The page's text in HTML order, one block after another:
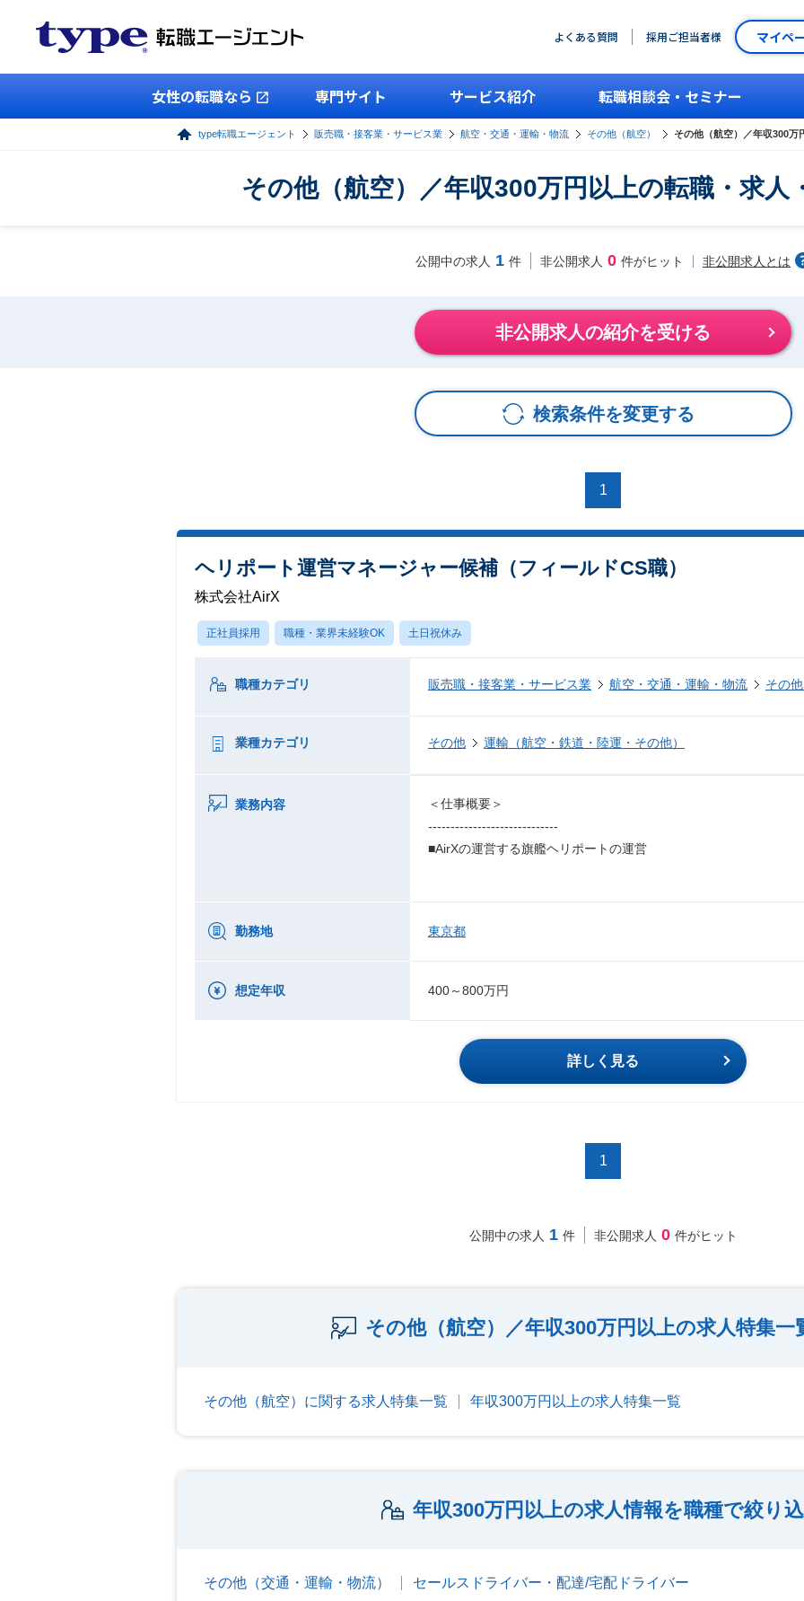
よくある質問 採用ご担当者様 マイペ
女性の転職なら 専門サイト サービス紹介 転職相談会・セミナー
type転職エージェント 販売職・接客業・サービス業 航空・交通・運輸・物流 その他（航空） その他（航空）／年収300万
その他（航空）／年収300万円以上の転職・求人
公開中の求人 1 件 非公開求人 0 件がヒット 非公開求人とは
非公開求人の紹介を受ける
検索条件を変更する
1
ヘリポート運営マネージャー候補（フィールドCS職）
株式会社AirX
正社員採用 職種・業界未経験OK 土日祝休み
職種カテゴリ 販売職・接客業・サービス業 航空・交通・運輸・物流 その
業種カテゴリ その他 運輸（航空・鉄道・陸運・その他）
業務内容
＜仕事概要＞
-----------------------------
■AirXの運営する旗艦ヘリポートの運営
勤務地 東京都
想定年収 400～800万円
詳しく見る
1
公開中の求人 1 件 非公開求人 0 件がヒット
その他（航空）／年収300万円以上の求人特集一
その他（航空）に関する求人特集一覧 年収300万円以上の求人特集一覧
年収300万円以上の求人情報を職種で絞り
その他（交通・運輸・物流） セールスドライバー・配達/宅配ドライバー